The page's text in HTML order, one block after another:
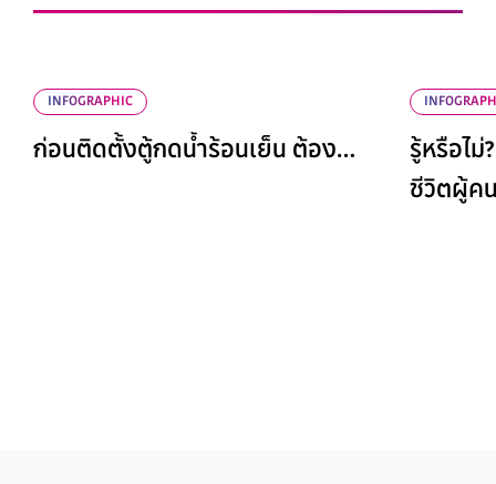
INFOGRAPHIC
ก่อนติดตั้งตู้กดน้ำร้อนเย็น ต้อง…
รู้หรือไม่
ชีวิตผู้ค